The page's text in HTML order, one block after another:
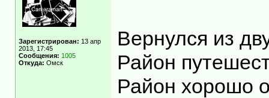
Зарегистрирован: 13 апр
2013, 17:45
Сообщения: 1005
Откуда: Омск
Вернулся из
Район
Район хорошо